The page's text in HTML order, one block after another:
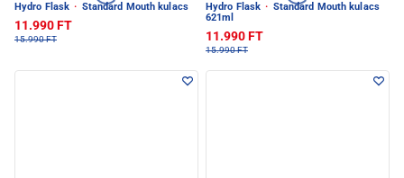
Hydro Flask · Standard Mouth kulacs
11.990 FT
15.990 FT
Hydro Flask · Standard Mouth kulacs
621ml
11.990 FT
15.990 FT